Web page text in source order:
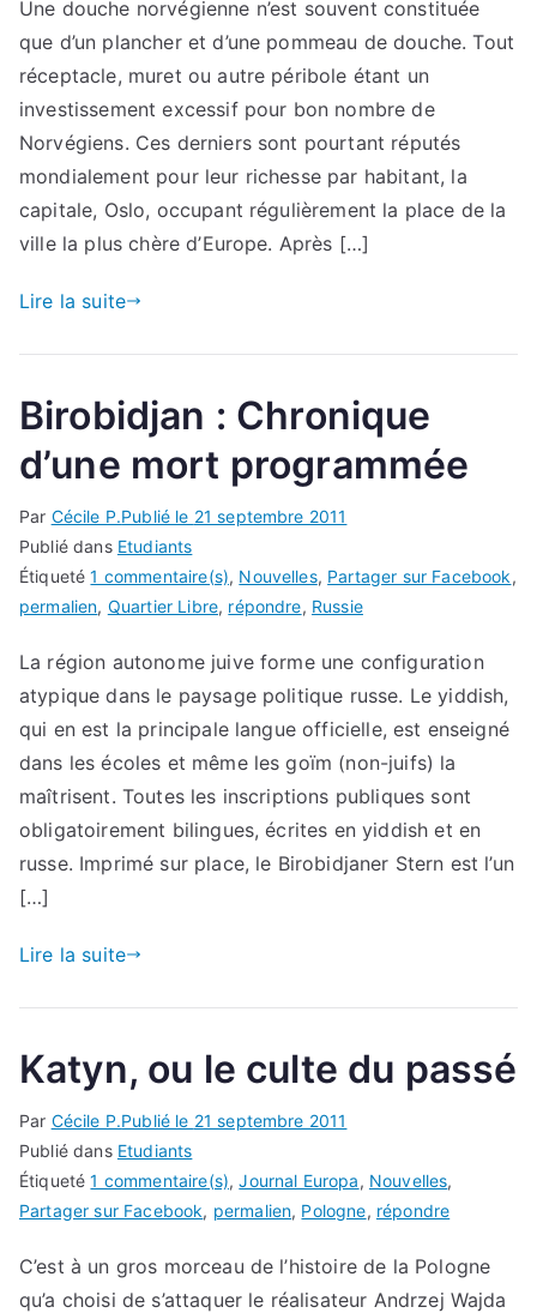
Une douche norvégienne n’est souvent constituée
que d’un plancher et d’une pommeau de douche. Tout
réceptacle, muret ou autre péribole étant un
investissement excessif pour bon nombre de
Norvégiens. Ces derniers sont pourtant réputés
mondialement pour leur richesse par habitant, la
capitale, Oslo, occupant régulièrement la place de la
ville la plus chère d’Europe. Après […]
Lire la suite
Birobidjan : Chronique
d’une mort programmée
Par Cécile P.Publié le 21 septembre 2011
Publié dans Etudiants
Étiqueté1 commentaire(s), Nouvelles, Partager sur Facebook,
permalien, Quartier Libre, répondre, Russie
La région autonome juive forme une configuration
atypique dans le paysage politique russe. Le yiddish,
qui en est la principale langue officielle, est enseigné
dans les écoles et même les goïm (non-juifs) la
maîtrisent. Toutes les inscriptions publiques sont
obligatoirement bilingues, écrites en yiddish et en
russe. Imprimé sur place, le Birobidjaner Stern est l’un
[…]
Lire la suite
Katyn, ou le culte du passé
Par Cécile P.Publié le 21 septembre 2011
Publié dans Etudiants
Étiqueté1 commentaire(s),Journal Europa, Nouvelles,
Partager sur Facebook, permalien, Pologne, répondre
C’est à un gros morceau de l’histoire de la Pologne
qu’a choisi de s’attaquer le réalisateur Andrzej Wajda